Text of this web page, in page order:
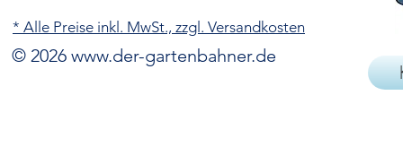
* Alle Preise inkl. MwSt., zzgl. Versandkosten
© 2026 www.der-gartenbahner.de